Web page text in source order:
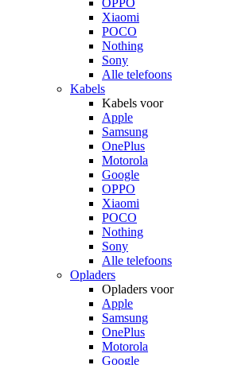
OPPO
Xiaomi
POCO
Nothing
Sony
Alle telefoons
Kabels
Kabels voor
Apple
Samsung
OnePlus
Motorola
Google
OPPO
Xiaomi
POCO
Nothing
Sony
Alle telefoons
Opladers
Opladers voor
Apple
Samsung
OnePlus
Motorola
Google